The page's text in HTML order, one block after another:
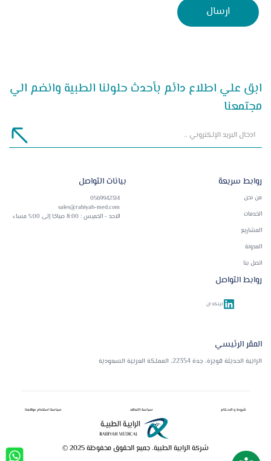
ابق علي اطلاع دائم بأحدث حلولنا الطبية وانضم الي
مجتمعنا
روابط سريعة
من نحن
الخدمات
المشاريع
المدونة
اتصل بنا
بيانات التواصل
0569942314
sales@rabiyah-med.com
الاحد - الخميس : 8:00 صباحًا إلى 5:00 مساء
روابط التواصل
لينكد ان
المقر الرئيسي
الرابية الحديثة قويزة، جدة 22354، المملكة العربية السعودية
شروط و الاحكام سياسة التعاقد سياسة استخدام مواقعنا
© 2025 شركة الرابية الطبية. جميع الحقوق محفوظة